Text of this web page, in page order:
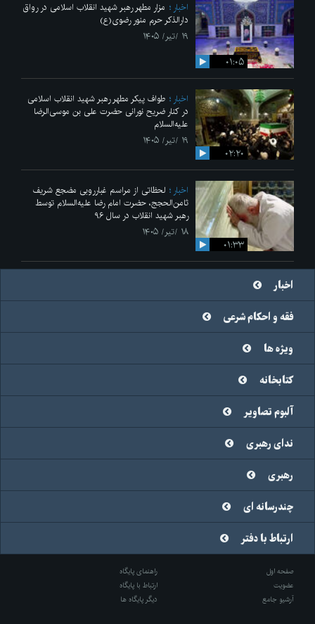
۰۱:۰۵
اخبار
مزار مطهر رهبر شهید انقلاب اسلامی در رواق
دارالذکر حرم منور رضوی(ع)
۱۹ /تیر/ ۱۴۰۵
۰۲:۲۰
اخبار
طواف پیکر مطهر رهبر شهید انقلاب اسلامی
در کنار ضریح نورانی حضرت علی‌ بن موسی‌الرضا
علیه‌السلام
۱۹ /تیر/ ۱۴۰۵
۰۱:۳۳
اخبار
لحظاتی از مراسم غبارروبی مضجع شریف
ثامن‌الحجج، حضرت امام رضا علیه‌السلام توسط
رهبر شهید انقلاب در سال ۹۶
۱۸ /تیر/ ۱۴۰۵
اخبار
فقه و احکام شرعی
ویژه ها
کتابخانه
آلبوم تصاویر
ندای رهبری
رهبری
چندرسانه ای
ارتباط با دفتر
صفحه اول
راهنمای پایگاه
عضویت
ارتباط با پایگاه
آرشیو جامع
دیگر پایگاه ها